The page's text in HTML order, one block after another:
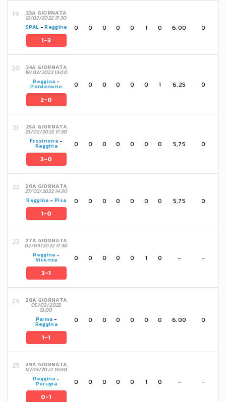
23A GIORNATA
15/02/2022 17:30
SPAL -Reggina
1-3
0 0 0 0 0 1 0 6,00 0
24A GIORNATA
19/02/2022 13:00
Reggina -
Pordenone
2-0
0 0 0 0 0 0 1 6,25 0
25A GIORNATA
23/02/2022 17:30
Frosinone -
Reggina
3-0
0 0 0 0 0 0 0 5,75 0
26A GIORNATA
27/02/2022 14:30
Reggina - Pisa
1-0
0 0 0 0 0 0 0 5,75 0
27A GIORNATA
02/03/2022 17:30
Reggina -
Vicenza
3-1
0 0 0 0 0 1 0 - -
28A GIORNATA
05/03/2022
13:00
Parma -
Reggina
1-1
0 0 0 0 0 0 0 6,00 0
29A GIORNATA
12/03/2022 13:00
Reggina -
Perugia
0-1
0 0 0 0 0 1 0 - -